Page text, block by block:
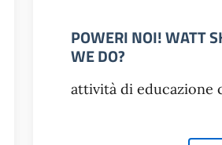
POWERI NOI! WATT
WE DO?
attività di educazione